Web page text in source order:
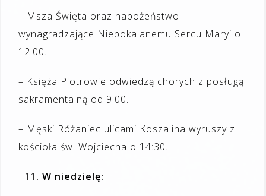
– Msza Święta oraz nabożeństwo
wynagradzające Niepokalanemu Sercu Maryi o
12:00.
– Księża Piotrowie odwiedzą chorych z posługą
sakramentalną od 9:00.
– Męski Różaniec ulicami Koszalina wyruszy z
kościoła św. Wojciecha o 14:30.
W niedzielę: